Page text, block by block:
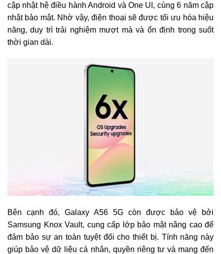
cập nhật hệ điều hành Android và One UI, cùng 6 năm cập
nhật bảo mật. Nhờ vậy, điện thoại sẽ được tối ưu hóa hiệu
năng, duy trì trải nghiệm mượt mà và ổn định trong suốt
thời gian dài.
Bên cạnh đó, Galaxy A56 5G còn được bảo vệ bởi
Samsung Knox Vault, cung cấp lớp bảo mật nâng cao để
đảm bảo sự an toàn tuyệt đối cho thiết bị. Tính năng này
giúp bảo vệ dữ liệu cá nhân, quyền riêng tư và mang đến